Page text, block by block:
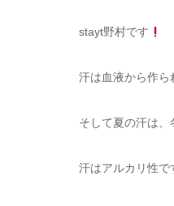
stayt野村です
汗は血液から作ら
そして夏の汗は
汗はアルカリ性で